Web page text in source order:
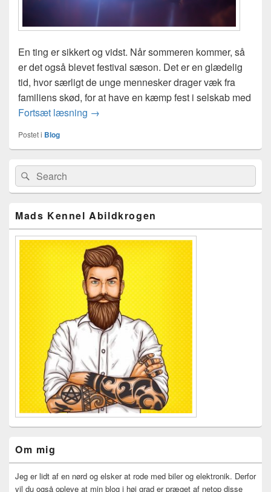
En ting er sikkert og vidst. Når sommeren kommer, så
er det også blevet festival sæson. Det er en glædelig
tid, hvor særligt de unge mennesker drager væk fra
familiens skød, for at have en kæmp fest i selskab med
Fortsæt læsning Tag bilbatterier med på festival
→
Postet i Blog
Primary
Sidebar
Widget
Area
Search
for:
Søg
Mads Kennel Abildkrogen
Om mig
Jeg er lidt af en nørd og elsker at rode med biler og elektronik. Derfor
vil du også opleve at min blog i høj grad er præget af netop disse